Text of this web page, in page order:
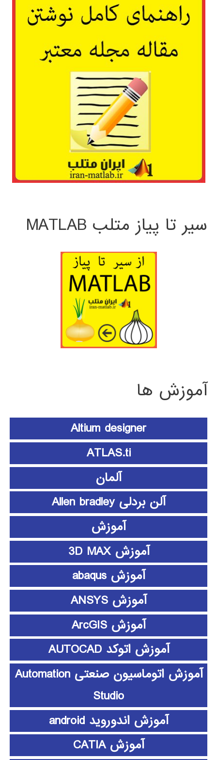
سیر تا پیاز متلب MATLAB
آموزش ها
Altium designer
ATLAS.ti
آلمان
آلن بردلی Allen bradley
آموزش
آموزش 3D MAX
آموزش abaqus
آموزش ANSYS
آموزش ArcGIS
آموزش اتوکد AUTOCAD
آموزش اتوماسیون صنعتی Automation
Studio
آموزش اندوروید android
آموزش CATIA